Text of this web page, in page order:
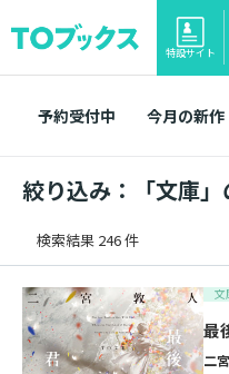
特設サイト
予約受付中 今月の新作
絞り込み：「文庫
検索結果 246 件
文
最
二